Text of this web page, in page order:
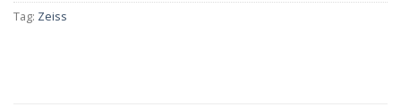
Tag: Zeiss